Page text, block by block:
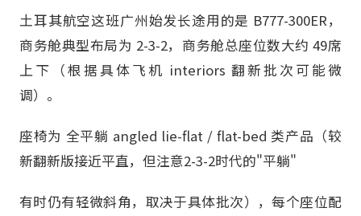
土耳其航空这班广州始发长途用的是 B777-300ER，
商务舱典型布局为 2-3-2，商务舱总座位数大约 49席
上下（根据具体飞机 interiors 翻新批次可能微
调）。
座椅为 全平躺 angled lie-flat / flat-bed 类产品（较
新翻新版接近平直，但注意2-3-2时代的"平躺"
有时仍有轻微斜角，取决于具体批次），每个座位配